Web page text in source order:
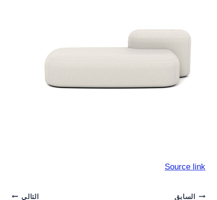
Source link
السابق التالي